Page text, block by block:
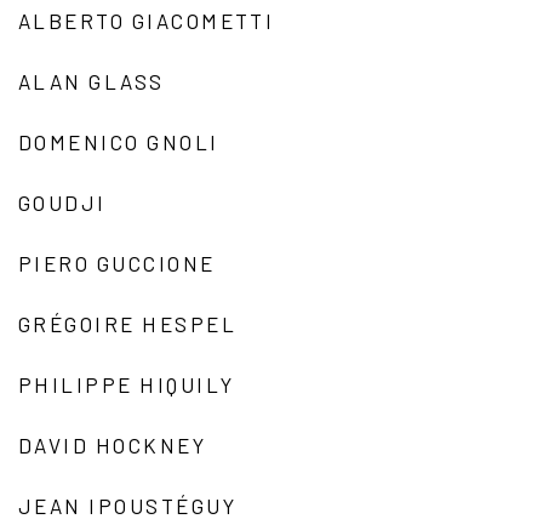
ALBERTO GIACOMETTI
ALAN GLASS
DOMENICO GNOLI
GOUDJI
PIERO GUCCIONE
GRÉGOIRE HESPEL
PHILIPPE HIQUILY
DAVID HOCKNEY
JEAN IPOUSTÉGUY